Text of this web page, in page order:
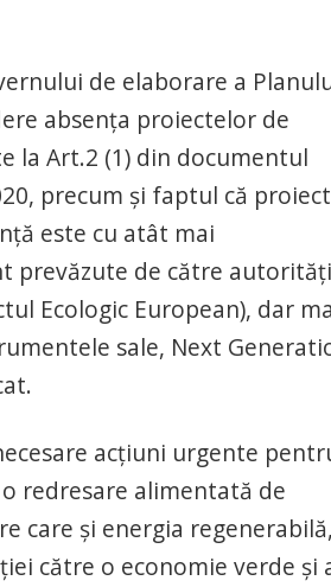
de elaborare a
absența proiectelor de
la Art.2 (1) din documentul
precum și faptul că
este cu atât mai
prevăzute de către
Ecologic European), dar
sale, Next
acțiuni urgente
redresare alimentată de
care și energia
către o economie verde și